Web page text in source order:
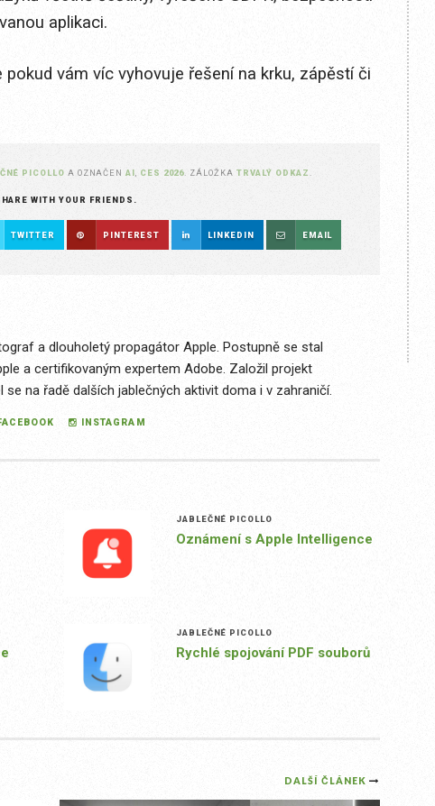
aplikaci.
vám víc vyhovuje řešení na krku, zápěstí či
PICOLLO A OZNAČENAI CES 2026 . ZÁLOŽKA TRVALÝ ODKAZ
WITH YOUR FRIENDS.
TWITTER PINTEREST LINKEDIN EMAIL
a dlouholetý propagátor Apple. Postupně se stal
a certifikovaným expertem Adobe. Založil projekt
se na řadě dalších jablečných aktivit doma i v zahraničí.
INSTAGRAM
JABLEČNÉ PICOLLO
Oznámení s Apple Intelligence
JABLEČNÉ PICOLLO
Rychlé spojování PDF souborů
DALŠÍ ČLÁNEK